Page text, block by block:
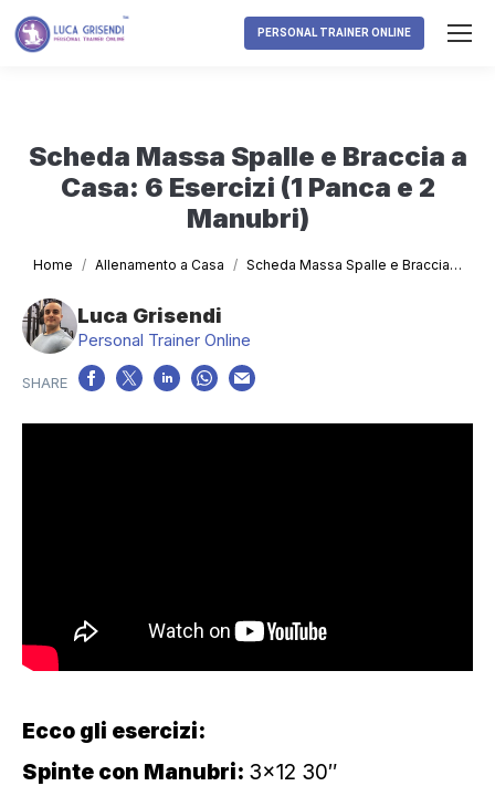
PERSONAL TRAINER ONLINE
Scheda Massa Spalle e Braccia a
Casa: 6 Esercizi (1 Panca e 2
Manubri)
Tu sei qui:
Home Allenamento a Casa Scheda Massa Spalle e Braccia…
Luca Grisendi
Personal Trainer Online
Ecco gli esercizi:
Spinte con Manubri: 3×12 30″